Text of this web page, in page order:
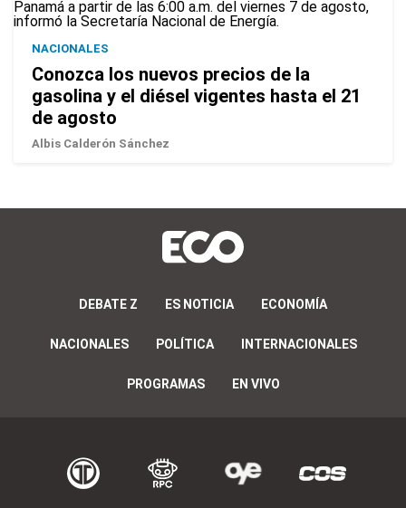
NACIONALES
Conozca los nuevos precios de la
gasolina y el diésel vigentes hasta el 21
de agosto
Albis Calderón Sánchez
DEBATE Z ES NOTICIA ECONOMÍA
NACIONALES POLÍTICA INTERNACIONALES
PROGRAMAS EN VIVO